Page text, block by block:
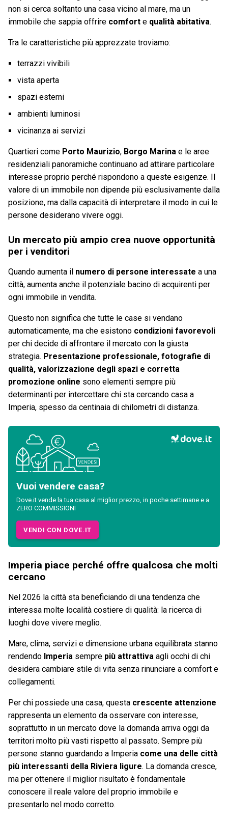
non si cerca soltanto una casa vicino al mare, ma un
immobile che sappia offrire comfort e qualità abitativa.
Tra le caratteristiche più apprezzate troviamo:
terrazzi vivibili
vista aperta
spazi esterni
ambienti luminosi
vicinanza ai servizi
Quartieri come Porto Maurizio, Borgo Marina e le aree
residenziali panoramiche continuano ad attirare particolare
interesse proprio perché rispondono a queste esigenze. Il
valore di un immobile non dipende più esclusivamente dalla
posizione, ma dalla capacità di interpretare il modo in cui le
persone desiderano vivere oggi.
Un mercato più ampio crea nuove opportunità
per i venditori
Quando aumenta il numero di persone interessate a una
città, aumenta anche il potenziale bacino di acquirenti per
ogni immobile in vendita.
Questo non significa che tutte le case si vendano
automaticamente, ma che esistono condizioni favorevoli
per chi decide di affrontare il mercato con la giusta
strategia. Presentazione professionale, fotografie di
qualità, valorizzazione degli spazi e corretta
promozione online sono elementi sempre più
determinanti per intercettare chi sta cercando casa a
Imperia, spesso da centinaia di chilometri di distanza.
Vuoi vendere casa?
Dove.it vende la tua casa al miglior prezzo, in poche settimane e a
ZERO COMMISSIONI
VENDI CON DOVE.IT
Imperia piace perché offre qualcosa che molti
cercano
Nel 2026 la città sta beneficiando di una tendenza che
interessa molte località costiere di qualità: la ricerca di
luoghi dove vivere meglio.
Mare, clima, servizi e dimensione urbana equilibrata stanno
rendendo Imperia sempre più attrattiva agli occhi di chi
desidera cambiare stile di vita senza rinunciare a comfort e
collegamenti.
Per chi possiede una casa, questa crescente attenzione
rappresenta un elemento da osservare con interesse,
soprattutto in un mercato dove la domanda arriva oggi da
territori molto più vasti rispetto al passato. Sempre più
persone stanno guardando a Imperia come una delle città
più interessanti della Riviera ligure. La domanda cresce,
ma per ottenere il miglior risultato è fondamentale
conoscere il reale valore del proprio immobile e
presentarlo nel modo corretto.